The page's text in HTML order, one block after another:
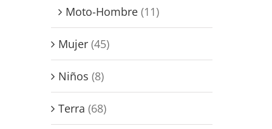
Moto-Hombre (11)
Mujer (45)
Niños (8)
Terra (68)